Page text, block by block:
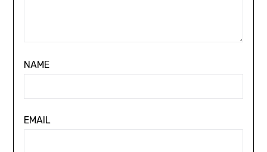
NAME
EMAIL